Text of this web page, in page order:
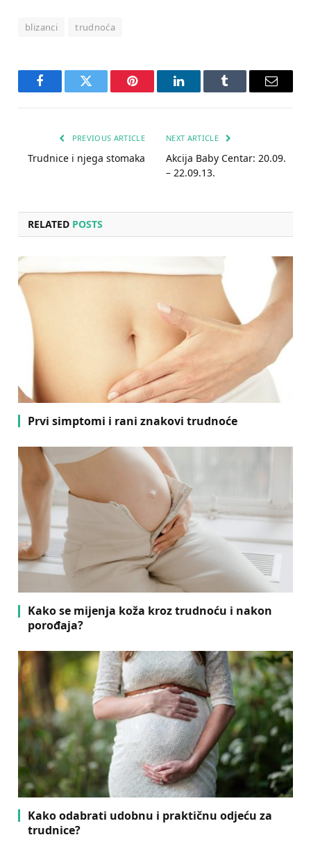
blizanci trudnoća
FacebookTwitter Pinterest LinkedInTumblr Email
PREVIOUS ARTICLE
Trudnice i njega stomaka
NEXT ARTICLE
Akcija Baby Centar: 20.09.
– 22.09.13.
RELATED POSTS
Prvi simptomi i rani znakovi trudnoće
Kako se mijenja koža kroz trudnoću i nakon
porođaja?
Kako odabrati udobnu i praktičnu odjeću za
trudnice?